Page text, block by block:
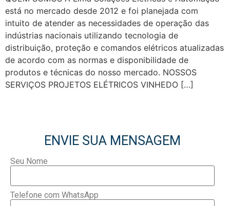
está no mercado desde 2012 e foi planejada com
intuito de atender as necessidades de operação das
indústrias nacionais utilizando tecnologia de
distribuição, proteção e comandos elétricos atualizadas
de acordo com as normas e disponibilidade de
produtos e técnicas do nosso mercado. NOSSOS
SERVIÇOS PROJETOS ELÉTRICOS VINHEDO […]
ENVIE SUA MENSAGEM
Seu Nome
Telefone com WhatsApp